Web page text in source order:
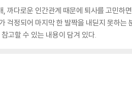
까다로운 인간관계 때문에 퇴사를 고민하
걱정되어 마지막 한 발짝을 내딛지 못하
고할 수 있는 내용이 담겨 있다.